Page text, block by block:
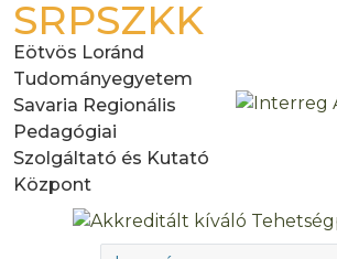
SRPSZKK
Eötvös Loránd
Tudományegyetem
Savaria Regionális
Pedagógiai
Szolgáltató és Kutató
Központ